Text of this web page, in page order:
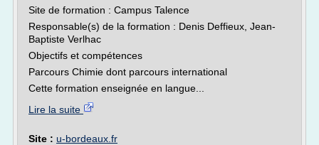
Site de formation : Campus Talence
Responsable(s) de la formation : Denis Deffieux, Jean-
Baptiste Verlhac
Objectifs et compétences
Parcours Chimie dont parcours international
Cette formation enseignée en langue...
Lire la suite
Site : u-bordeaux.fr